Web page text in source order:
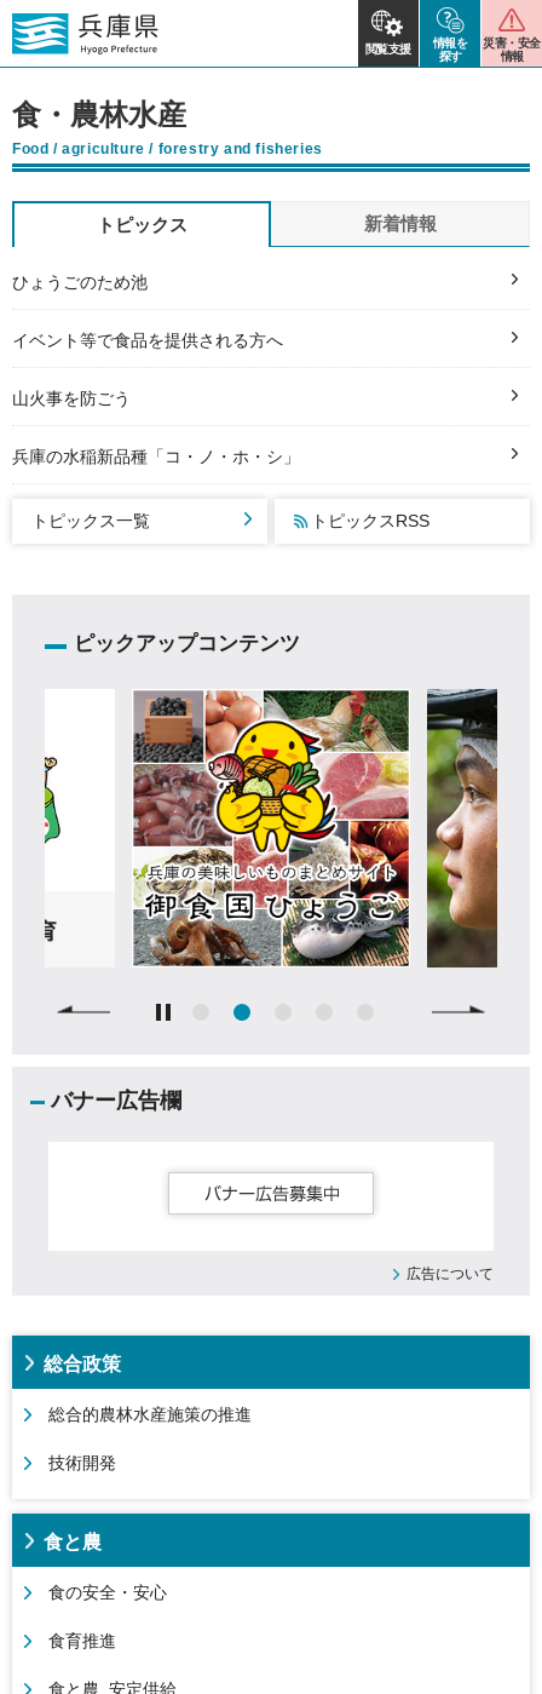
閲覧支援
情報を
探す
災害・安全
情報
食・農林水産
Food / agriculture / forestry and fisheries
トピックス
ひょうごのため池
イベント等で食品を提供される方へ
山火事を防ごう
兵庫の水稲新品種「コ・ノ・ホ・シ」
トピックス一覧 トピックスRSS
新着情報
ピックアップコンテンツ
バナー広告欄
広告について
総合政策
総合的農林水産施策の推進
技術開発
食と農
食の安全・安心
食育推進
食と農_安定供給